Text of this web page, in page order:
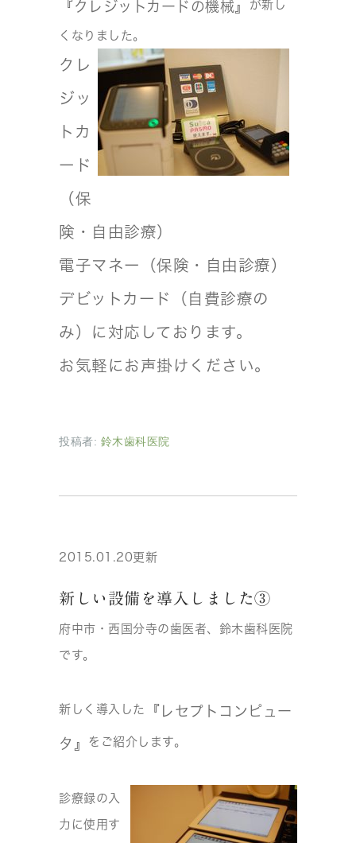
『クレジットカードの機械』 が新し
くなりました。
クレ
ジッ
トカ
ード
（保
険・自由診療）
電子マネー（保険・自由診療）
デビットカード（自費診療の
み）に対応しております。
お気軽にお声掛けください。
投稿者: 鈴木歯科医院
2015.01.20更新
新しい設備を導入しました③
府中市・西国分寺の歯医者、鈴木歯科医院
です。
新しく導入した 『レセプトコンピュー
タ』 をご紹介します。
診療録の入
力に使用す